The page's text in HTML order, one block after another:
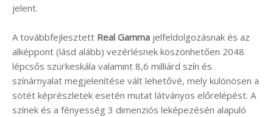
jelent.
A továbbfejlesztett Real Gamma jelfeldolgozásnak és az
alképpont (lásd alább) vezérlésnek köszönhetően 2048
lépcsős szürkeskála valamint 8,6 milliárd szín és
színárnyalat megjelenítése vált lehetővé, mely különösen a
sötét képrészletek esetén mutat látványos előrelépést. A
színek és a fényesség 3 dimenziós leképezésén alapuló